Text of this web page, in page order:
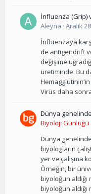
İnfluenza (Grip)
korunma yolları
Aleyna · Aralık
İnfluenzaya
de antigendrift
değişime
üretiminde. Bu
Virüs daha
Dünya
Biyoloji Günlüğü
Dünya
biyologların
yer ve çalışma
Örneğin, bir
biyoloğun
biyoloğun